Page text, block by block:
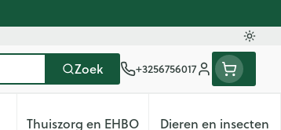
Zoek +3256756017
Klant menu
Thuiszorg en EHBO Dieren en insecten